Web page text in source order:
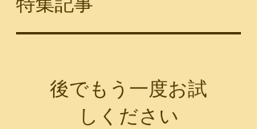
後でもう一度お試
しください